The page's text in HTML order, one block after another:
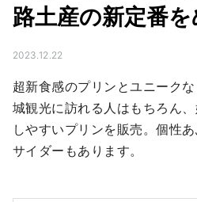
路土産の新定番
2023.12.22
超新食感のプリンとユニーク
城観光に訪れる人はもちろん
しやすいプリンを販売。個性
サイダーもあります。